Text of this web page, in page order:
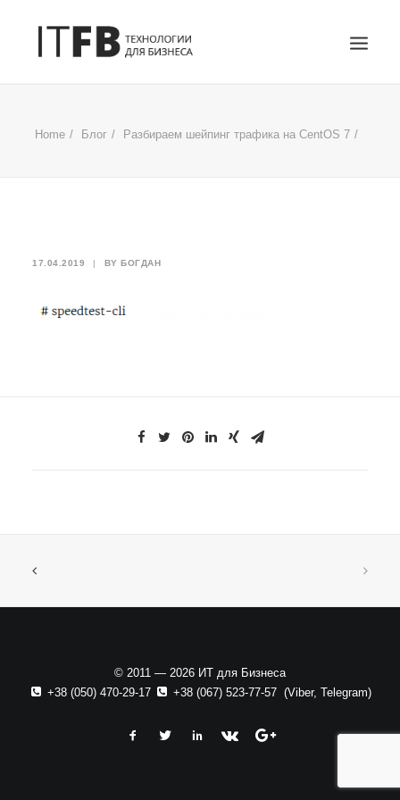
ОТЗЫВЫ
ПОИСК
Home Блог Разбираем шейпинг трафика на CentOS 7
17.04.2019 | BY БОГДАН
© 2011 — 2026 ИТ для Бизнеса
+38 (050) 470-29-17
+38 (067) 523-77-57(Viber, Telegram)